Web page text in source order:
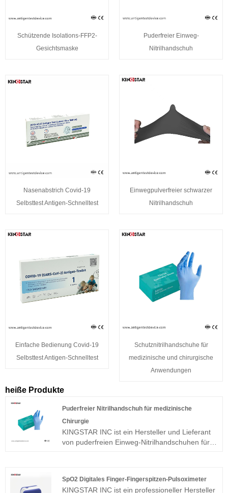
Schützende Isolations-FFP2-
Gesichtsmaske
Puderfreier Einweg-
Nitrilhandschuh
Nasenabstrich Covid-19
Selbsttest Antigen-Schnelltest
Einwegpulverfreier schwarzer
Nitrilhandschuh
Einfache Bedienung Covid-19
Selbsttest Antigen-Schnelltest
Schutznitrilhandschuhe für
medizinische und chirurgische
Anwendungen
heiße Produkte
Puderfreier Nitrilhandschuh für medizinische
Chirurgie
KINGSTAR INC ist ein Hersteller und Lieferant
von puderfreien Einweg-Nitrilhandschuhen für
Reißfestigkeit und Chemikalienbeständigkeit.
SpO2 Digitales Finger-Fingerspitzen-Pulsoximeter
KINGSTAR INC ist ein professioneller Hersteller